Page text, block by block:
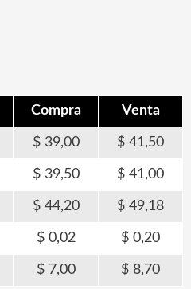
Compra Venta
39,00 41,50
39,50 41,00
44,20 49,18
0,02 0,20
7,00 8,70